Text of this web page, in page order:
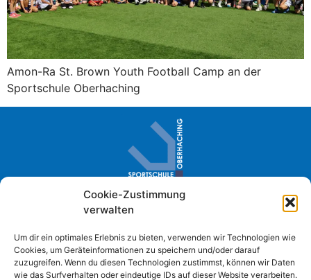
Cookie-Zustimmung
verwalten
Um dir ein optimales Erlebnis zu bieten, verwenden wir Technologien wie
Cookies, um Geräteinformationen zu speichern und/oder darauf
zuzugreifen. Wenn du diesen Technologien zustimmst, können wir Daten
wie das Surfverhalten oder eindeutige IDs auf dieser Website verarbeiten.
Amon-Ra St. Brown Youth Football Camp an der
Sportschule Oberhaching
Sportschule Oberhaching · Im Loh 2
+49 (0) 89 61384-0
info@sportschule-oberhaching.de